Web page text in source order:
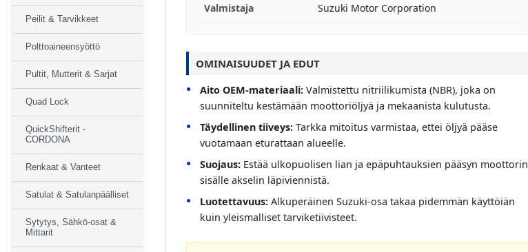
Valmistaja Suzuki Motor Corporation
OMINAISUUDET JA EDUT
Aito OEM-materiaali: Valmistettu nitriilikumista (NBR), joka on
suunniteltu kestämään moottoriöljyä ja mekaanista kulutusta.
Täydellinen tiiveys: Tarkka mitoitus varmistaa, ettei öljyä pääse
vuotamaan eturattaan alueelle.
Suojaus: Estää ulkopuolisen lian ja epäpuhtauksien pääsyn moottorin
sisälle akselin läpiviennistä.
Luotettavuus: Alkuperäinen Suzuki-osa takaa pidemmän käyttöiän
kuin yleismalliset tarviketiivisteet.
Peilit & Tarvikkeet
Polttoaineensyöttö
Pultit, Mutterit & Sarjat
Quad Lock
QuickShifterit -
CORDONA
Renkaat & Vanteet
Satulat & Satulanpäälliset
Sytytys, Sähkö-osat &
Mittarit